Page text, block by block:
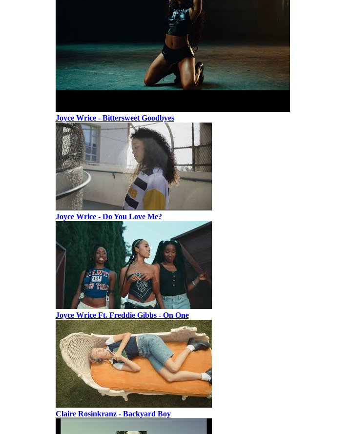
Joyce Wrice - Bittersweet Goodbyes
Joyce Wrice - Do You Love Me?
Joyce Wrice Ft. Freddie Gibbs - On One
Claire Rosinkranz - Backyard Boy